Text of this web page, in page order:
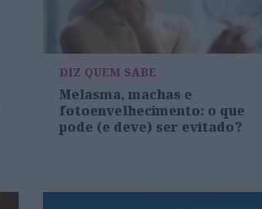
DIZ QUEM SABE
Melasma, machas e
fotoenvelhecimento: o que
pode (e deve) ser evitado?